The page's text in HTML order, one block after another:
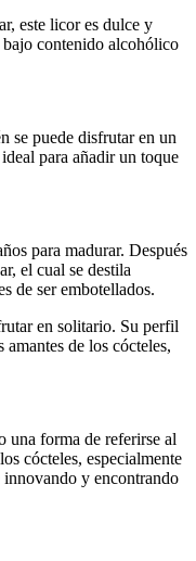
este licor es dulce y
contenido alcohólico
se puede disfrutar en un
para añadir un toque
para madurar. Después
el cual se destila
de ser embotellados.
en solitario. Su perfil
de los cócteles,
una forma de referirse al
cócteles, especialmente
innovando y encontrando